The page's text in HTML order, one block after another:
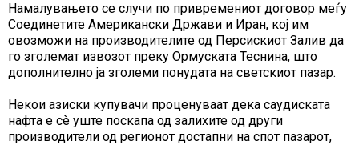
Намалувањето се случи по привремениот договор меѓу
Соединетите Американски Држави и Иран, кој им
овозможи на производителите од Персискиот Залив да
го зголемат извозот преку Ормуската Теснина, што
дополнително ја зголеми понудата на светскиот пазар.
Некои азиски купувачи проценуваат дека саудиската
нафта е сè уште поскапа од залихите од други
производители од регионот достапни на спот пазарот,